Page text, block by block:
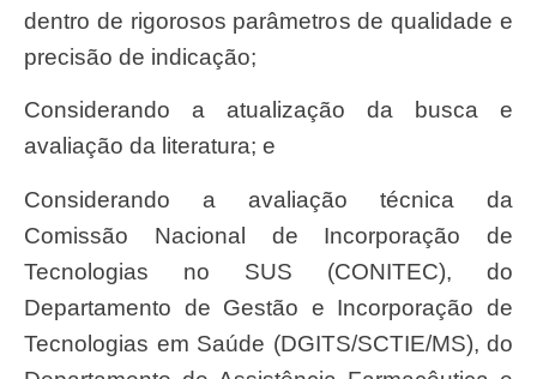
dentro de rigorosos parâmetros de qualidade e
precisão de indicação;
Considerando a atualização da busca e
avaliação da literatura; e
Considerando a avaliação técnica da
Comissão Nacional de Incorporação de
Tecnologias no SUS (CONITEC), do
Departamento de Gestão e Incorporação de
Tecnologias em Saúde (DGITS/SCTIE/MS), do